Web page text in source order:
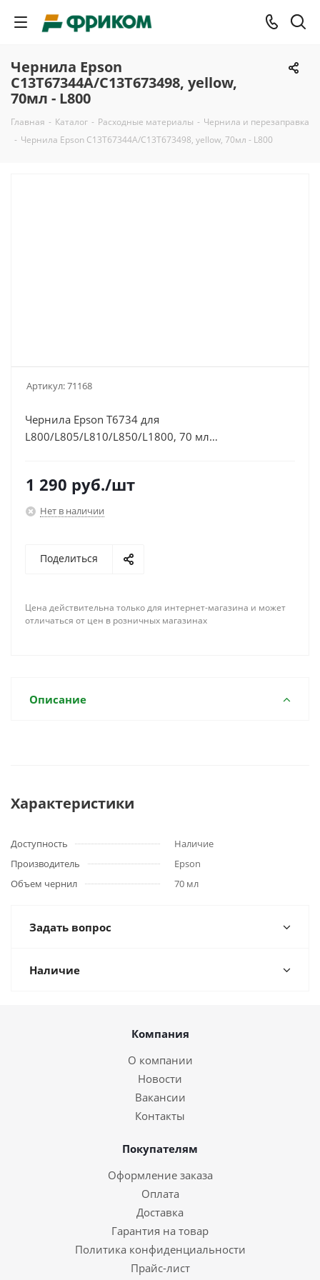
Чернила Epson
C13T67344A/C13T673498, yellow,
70мл - L800
Главная - Каталог - Расходные материалы - Чернила и перезаправка
- Чернила Epson C13T67344A/C13T673498, yellow, 70мл - L800
Артикул:71168
Чернила Epson T6734 для
L800/L805/L810/L850/L1800, 70 мл
1 290 руб./шт
Нет в наличии
Поделиться
Цена действительна только для интернет-магазина и может
отличаться от цен в розничных магазинах
Описание
Характеристики
Доступность
Наличие
Производитель
Epson
Объем чернил
70 мл
Задать вопрос
Наличие
Компания
О компании
Новости
Вакансии
Контакты
Покупателям
Оформление заказа
Оплата
Доставка
Гарантия на товар
Политика конфиденциальности
Прайс-лист